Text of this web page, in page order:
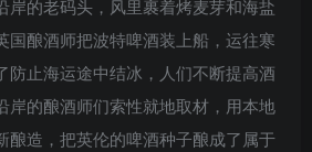
岸的老码头，风里裹着烤麦芽和海盐
国酿酒师把波特啤酒装上船，运往寒
防止海运途中结冰，人们不断提高酒
岸的酿酒师们索性就地取材，用本地
酿造，把英伦的啤酒种子酿成了属于